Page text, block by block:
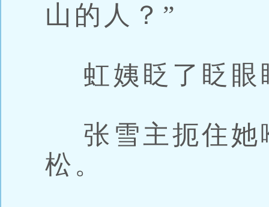
山的人？”
虹姨眨了眨眼
张雪主扼住她
松。